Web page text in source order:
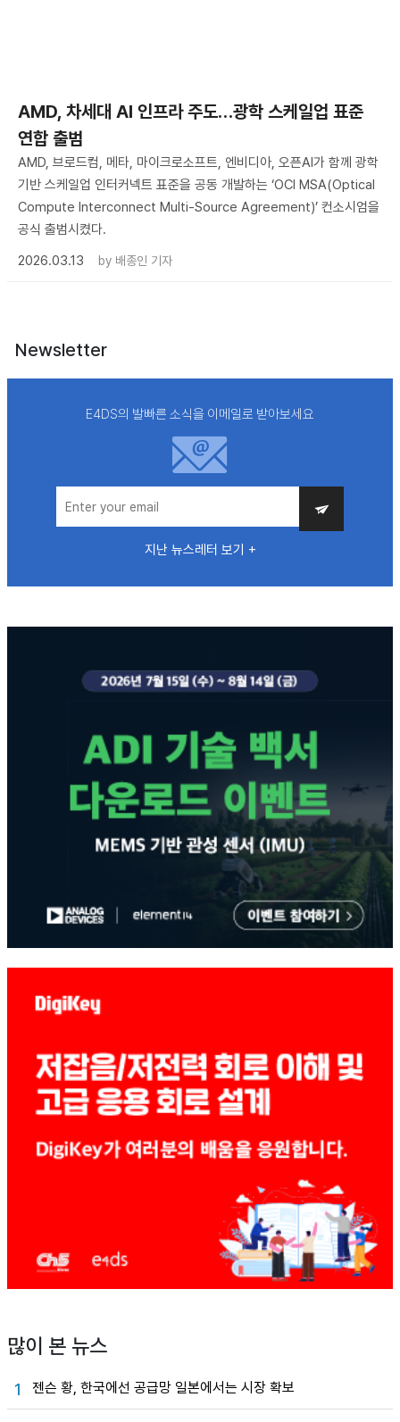
AMD, 차세대 AI 인프라 주도…광학 스케일업 표준
연합 출범
AMD, 브로드컴, 메타, 마이크로소프트, 엔비디아, 오픈AI가 함께 광학
기반 스케일업 인터커넥트 표준을 공동 개발하는 ‘OCI MSA(Optical
Compute Interconnect Multi-Source Agreement)’ 컨소시엄을
공식 출범시켰다.
2026.03.13
by 배종인 기자
Newsletter
E4DS의 발빠른 소식을 이메일로 받아보세요
지난 뉴스레터 보기 +
많이 본 뉴스
1 젠슨 황, 한국에선 공급망 일본에서는 시장 확보